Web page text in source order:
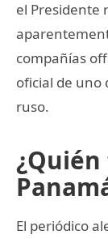
el Presidente
compañías
oficial de uno
ruso.
El periódico